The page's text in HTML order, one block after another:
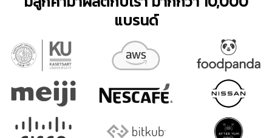
แบรนด์